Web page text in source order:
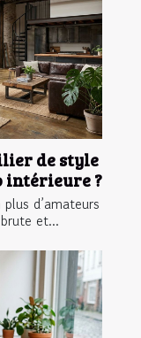
de style
intérieure ?
d’amateurs
et...